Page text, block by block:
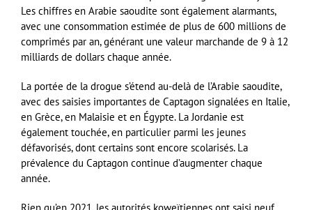
Les chiffres en Arabie saoudite sont également alarmants,
avec une consommation estimée de plus de 600 millions de
comprimés par an, générant une valeur marchande de 9 à 12
milliards de dollars chaque année.
La portée de la drogue s’étend au-delà de l’Arabie saoudite,
avec des saisies importantes de Captagon signalées en Italie,
en Grèce, en Malaisie et en Égypte. La Jordanie est
également touchée, en particulier parmi les jeunes
défavorisés, dont certains sont encore scolarisés. La
prévalence du Captagon continue d’augmenter chaque
année.